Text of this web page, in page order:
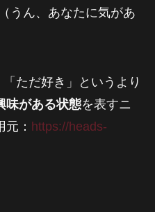
うん、あなたに気があ
ただ好き」というより
味がある状態を表すニ
： https://heads-